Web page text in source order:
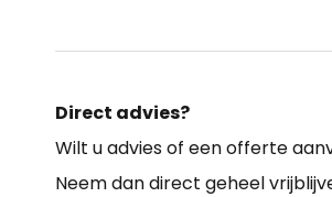
Direct advies?
Wilt u advies of een offerte
Neem dan direct geheel